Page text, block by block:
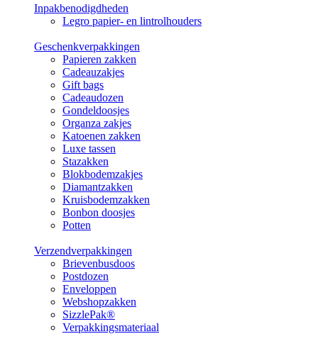
Inpakbenodigdheden
Legro papier- en lintrolhouders
Geschenkverpakkingen
Papieren zakken
Cadeauzakjes
Gift bags
Cadeaudozen
Gondeldoosjes
Organza zakjes
Katoenen zakken
Luxe tassen
Stazakken
Blokbodemzakjes
Diamantzakken
Kruisbodemzakken
Bonbon doosjes
Potten
Verzendverpakkingen
Brievenbusdoos
Postdozen
Enveloppen
Webshopzakken
SizzlePak®
Verpakkingsmateriaal